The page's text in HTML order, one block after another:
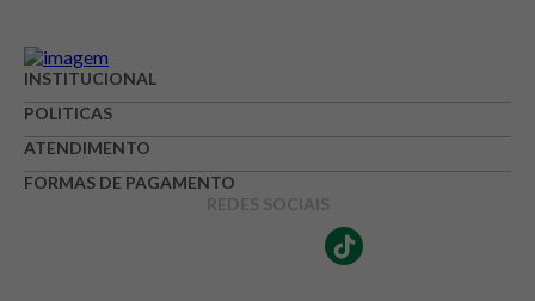
Avalie o produto de 1 até 5 estrelas
★★★
Seu nome
INSTITUCIONAL
POLITICAS
ATENDIMENTO
FORMAS DE PAGAMENTO
REDES SOCIAIS